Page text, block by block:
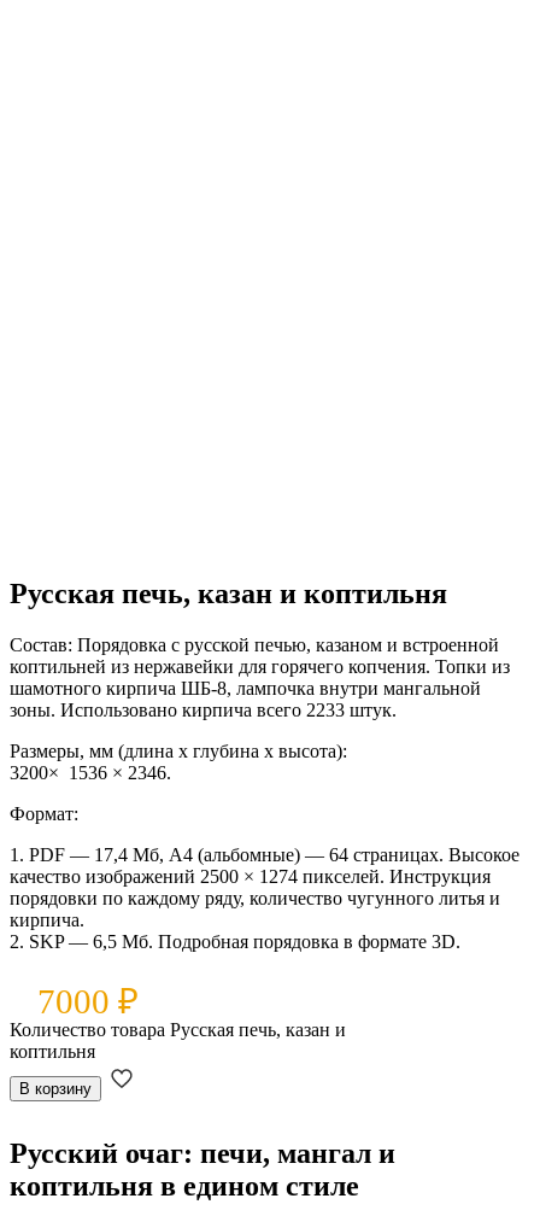
Русская печь, казан и коптильня
Состав: Порядовка с русской печью, казаном и встроенной
коптильней из нержавейки для горячего копчения. Топки из
шамотного кирпича ШБ-8, лампочка внутри мангальной
зоны. Использовано кирпича всего 2233 штук.
Размеры, мм (длина x глубина x высота):
3200× 1536 × 2346.
Формат:
1. PDF — 17,4 Мб, А4 (альбомные) — 64 страницах. Высокое
качество изображений 2500 × 1274 пикселей. Инструкция
порядовки по каждому ряду, количество чугунного литья и
кирпича.
2. SKP — 6,5 Мб. Подробная порядовка в формате 3D.
7000 ₽
Количество товара Русская печь, казан и
коптильня
В корзину
Русский очаг: печи, мангал и
коптильня в едином стиле